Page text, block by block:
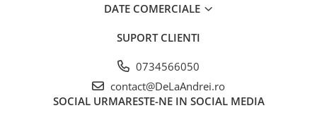
DATE COMERCIALE
SUPORT CLIENTI
0734566050
contact@DeLaAndrei.ro
SOCIAL URMARESTE-NE IN SOCIAL MEDIA